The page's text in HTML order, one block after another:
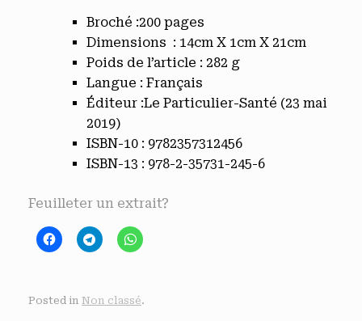
Broché :200 pages
Dimensions : 14cm X 1cm X 21cm
Poids de l’article : 282 g
Langue : Français
Éditeur :Le Particulier-Santé (23 mai
2019)
ISBN-10 : 9782357312456
ISBN-13 : 978-2-35731-245-6
Feuilleter un extrait?
Posted in Non classé.